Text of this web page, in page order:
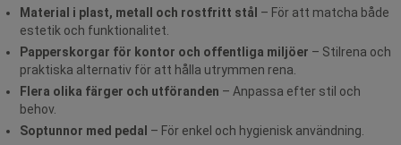
Material i plast, metall och rostfritt stål – För att matcha både
estetik och funktionalitet.
Papperskorgar för kontor och offentliga miljöer – Stilrena och
praktiska alternativ för att hålla utrymmen rena.
Flera olika färger och utföranden – Anpassa efter stil och
behov.
Soptunnor med pedal – För enkel och hygienisk användning.